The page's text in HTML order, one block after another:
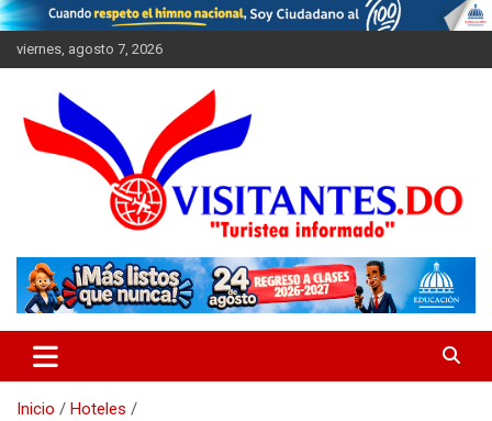
Saltar
al
contenido
viernes, agosto 7, 2026
Visitantes
Inicio
Hoteles